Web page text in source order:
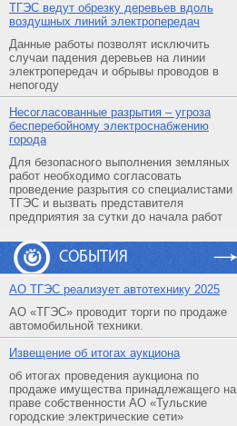
ТГЭС ведут обрезку деревьев вдоль
воздушных линий электропередач
Данные работы позволят исключить
случаи падения деревьев на линии
электропередач и обрывы проводов в
непогоду
Несогласованные разрытия – угроза
бесперебойному электроснабжению
города
Для безопасного выполнения земляных
работ необходимо согласовать
проведение разрытия со специалистами
ТГЭС и вызвать представителя
предприятия за сутки до начала работ
СОБЫТИЯ
АO ТГЭС реализует автотехнику 2025
АО «ТГЭС» проводит торги по продаже
автомобильной техники.
Извещение об итогах аукциона
об итогах проведения аукциона по
продаже имущества принадлежащего на
праве собственности АО «Тульские
городские электрические сети»